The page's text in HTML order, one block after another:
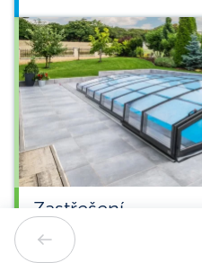
Zastřešení